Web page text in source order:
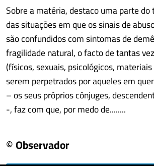
Sobre a matéria, destaco uma parte
das situações em que os sinais de
são confundidos com sintomas de
fragilidade natural, o facto de tantas
(físicos, sexuais, psicológicos,
serem perpetrados por aqueles em
– os seus próprios cônjuges,
-, faz com que, por medo de........
© Observador